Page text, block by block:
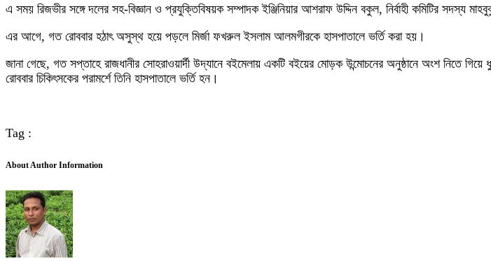
এ সময় রিজভীর সঙ্গে দলের সহ-বিজ্ঞান ও প্রযুক্তিবিষয়ক সম্পাদক ইঞ্জিনিয়ার আশরাফ উদ্দিন বকুল, নির্বাহী কমিটির সদস্য
এর আগে, গত রোববার হঠাৎ অসুস্থ হয়ে পড়লে মির্জা ফখরুল ইসলাম আলমগীরকে হাসপাতালে ভর্তি করা হয়।
জানা গেছে, গত সপ্তাহে রাজধানীর সোহরাওয়ার্দী উদ্যানে বইমেলায় একটি বইয়ের মোড়ক উন্মোচনের অনুষ্ঠানে অংশ নিতে
রোববার চিকিৎসকের পরামর্শে তিনি হাসপাতালে ভর্তি হন।
Tag :
About Author Information